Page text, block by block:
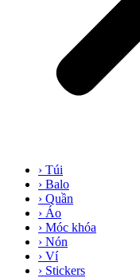
› Túi
› Balo
› Quần
› Áo
› Móc khóa
› Nón
› Ví
› Stickers